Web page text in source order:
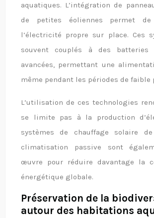
aquatiques. L’intégration de
de petites éoliennes permet
l’électricité propre sur place. Ces
souvent couplés à des batteries
avancées, permettant une
même pendant les périodes de faible
L’utilisation de ces technologies
se limite pas à la production
systèmes de chauffage solaire
climatisation passive sont
œuvre pour réduire davantage la
énergétique globale.
Préservation de la
autour des habitations